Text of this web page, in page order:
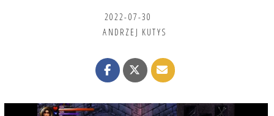
2022-07-30
ANDRZEJ KUTYS